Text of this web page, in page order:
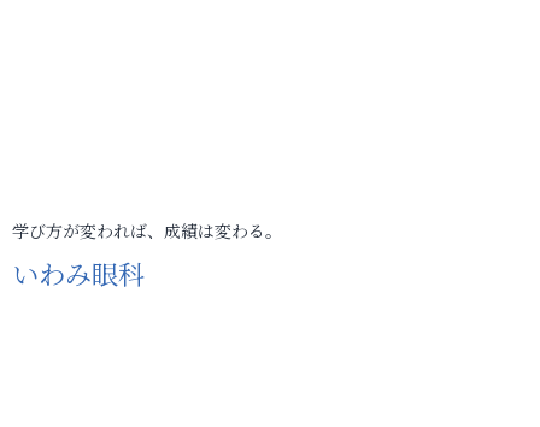
学び方が変われば、成績は変わる。
いわみ眼科